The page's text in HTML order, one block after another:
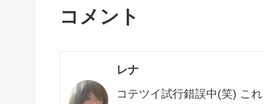
コメント
レナ
コテツイ試行錯誤中(笑) こ